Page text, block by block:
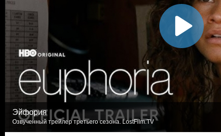
Эйфория
Озвученный трейлер третьего сезона. LostFilm.TV